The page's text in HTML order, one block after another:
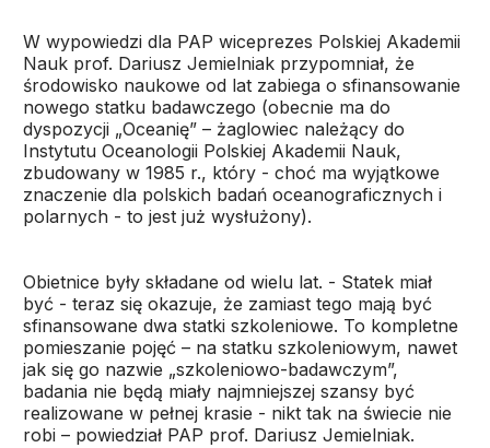
W wypowiedzi dla PAP wiceprezes Polskiej Akademii
Nauk prof. Dariusz Jemielniak przypomniał, że
środowisko naukowe od lat zabiega o sfinansowanie
nowego statku badawczego (obecnie ma do
dyspozycji „Oceanię” – żaglowiec należący do
Instytutu Oceanologii Polskiej Akademii Nauk,
zbudowany w 1985 r., który - choć ma wyjątkowe
znaczenie dla polskich badań oceanograficznych i
polarnych - to jest już wysłużony).
Obietnice były składane od wielu lat. - Statek miał
być - teraz się okazuje, że zamiast tego mają być
sfinansowane dwa statki szkoleniowe. To kompletne
pomieszanie pojęć – na statku szkoleniowym, nawet
jak się go nazwie „szkoleniowo-badawczym”,
badania nie będą miały najmniejszej szansy być
realizowane w pełnej krasie - nikt tak na świecie nie
robi – powiedział PAP prof. Dariusz Jemielniak.